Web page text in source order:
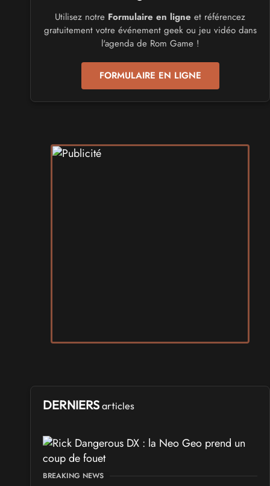
CULTURE JAPONAISE ET OTAKU
Mang'Azur 2027
les 24 et 25 avril 2027 - à Toulon
SALONS & CONVENTIONS GEEKS
Play Azur Festival 2027
SALONS & CONVENTIONS GEEKS
Art To Play 2026
Arcadia GeekFest 2026
SALONS & CONVENTIONS GEEKS
Ponta Geek 2026
SALONS & CONVENTIONS GEEKS
GeekNIID 2026
les 19 et 20 septembre 2026 - à Grigny
Utilisez notre Formulaire en ligne et référencez
gratuitement votre événement geek ou jeu vidéo dans
l'agenda de Rom Game !
FORMULAIRE EN LIGNE
DERNIERS articles
BREAKING NEWS